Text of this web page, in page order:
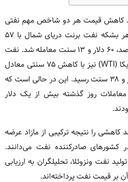
کاهش قیمت هر دو شاخص مهم نفتی
بود. به گزارش اقتصادنیوز، هر بشکه نفت برنت دریای شمال با ۵۷
سنت کاهش معادل ۰.۹۲ درصد، ۶۰ دلار و ۱۳ سنت معامله شد. نفت
وست تگزاس اینترمدیت آمریکا (WTI) نیز با کاهش ۷۵ سنتی معادل
۱.۳۱ درصد، به قیمت ۵۶ دلار و ۳۸ سنت رسید. این در حالی است که
روز گذشته بیش از یک دلار
کاهشی را نتیجه ترکیبی از مازاد عرضه
کشورهای صادرکننده نفت می‌دانند.
نفت ونزوئلا، تحلیلگران به ارزیابی
بر قیمت نفت پرداخته‌اند.